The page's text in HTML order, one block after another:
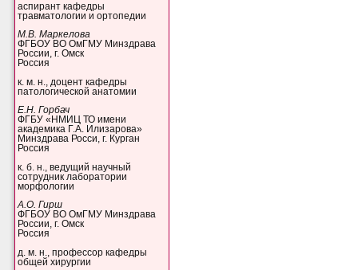
аспирант кафедры
травматологии и ортопедии
М.В. Маркелова
ФГБОУ ВО ОмГМУ Минздрава
России, г. Омск
Россия
к. м. н., доцент кафедры
патологической анатомии
Е.Н. Горбач
ФГБУ «НМИЦ ТО имени
академика Г.А. Илизарова»
Минздрава Росси, г. Курган
Россия
к. б. н., ведущий научный
сотрудник лаборатории
морфологии
А.О. Гирш
ФГБОУ ВО ОмГМУ Минздрава
России, г. Омск
Россия
д. м. н., профессор кафедры
общей хирургии